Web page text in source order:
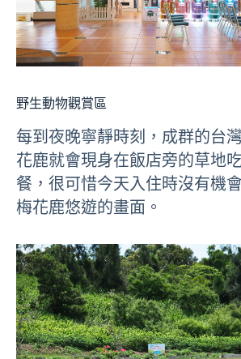
野生動物觀賞區
每到夜晚寧靜時刻，成群的台
花鹿就會現身在飯店旁的草地
餐，很可惜今天入住時沒有機
梅花鹿悠遊的畫面。